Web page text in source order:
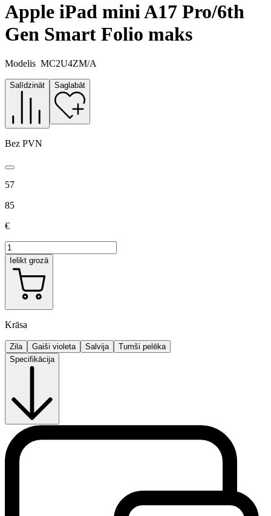
Apple iPad mini A17 Pro/6th
Gen Smart Folio maks
Modelis MC2U4ZM/A
Salīdzināt Saglabāt
Bez PVN
57
85
€
Ielikt grozā
Krāsa
Zila Gaiši violeta Salvija
Tumši pelēka
Specifikācija